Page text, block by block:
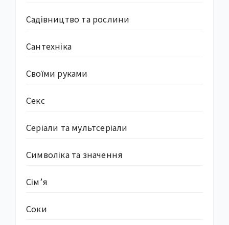
Садівництво та рослини
Сантехніка
Своїми руками
Секс
Серіали та мультсеріали
Символіка та значення
Сім’я
Соки